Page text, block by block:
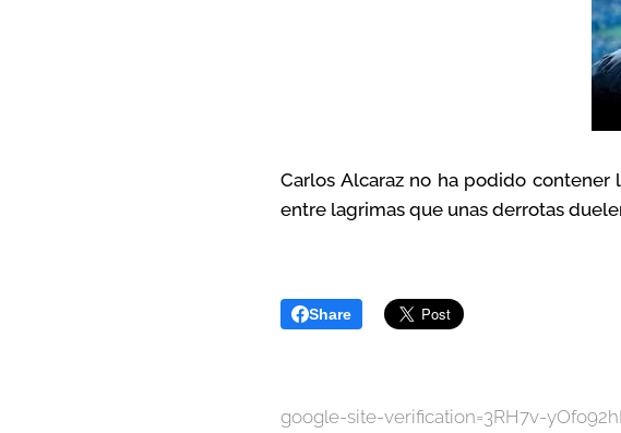
Carlos Alcaraz no ha podido
entre lagrimas que unas derrotas
Share
google-site-verification=3RH7v-